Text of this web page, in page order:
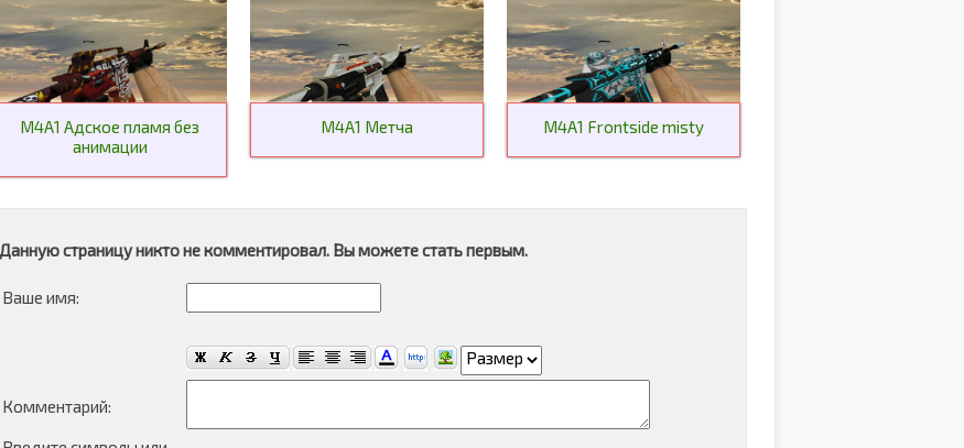
M4A1 Адское пламя без
анимации
M4A1 Метча M4A1 Frontside misty
Данную страницу никто не комментировал. Вы можете стать первым.
Ваше имя:
Комментарий: